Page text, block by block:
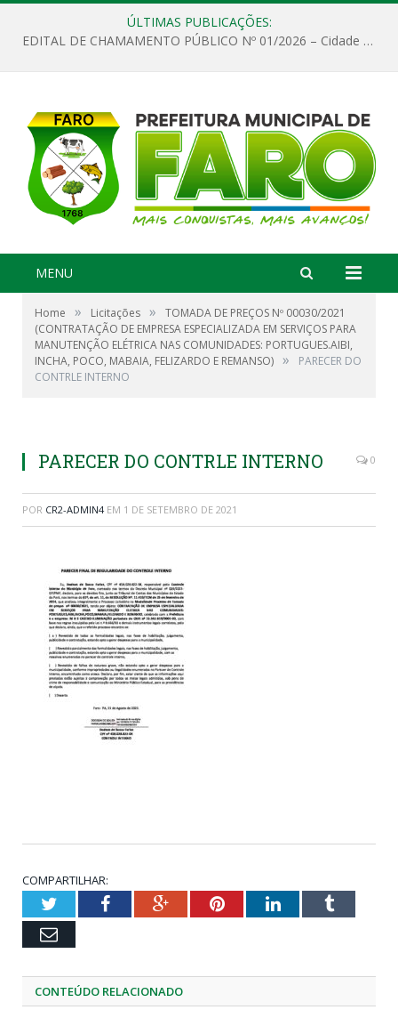
ÚLTIMAS PUBLICAÇÕES:
EDITAL DE CHAMAMENTO PÚBLICO Nº 01/2026 – Cidade de Faro
MENU
Home » Licitações »
TOMADA DE PREÇOS Nº 00030/2021
(CONTRATAÇÃO DE EMPRESA ESPECIALIZADA EM SERVIÇOS PARA
MANUTENÇÃO ELÉTRICA NAS COMUNIDADES: PORTUGUES.AIBI,
INCHA, POCO, MABAIA, FELIZARDO E REMANSO) »
PARECER DO
CONTRLE INTERNO
PARECER DO CONTRLE INTERNO 0
POR CR2-ADMIN4 EM 1 DE SETEMBRO DE 2021
COMPARTILHAR:
TwitterFacebookGoogle+PinterestLinkedInTumblr
Email
CONTEÚDO RELACIONADO